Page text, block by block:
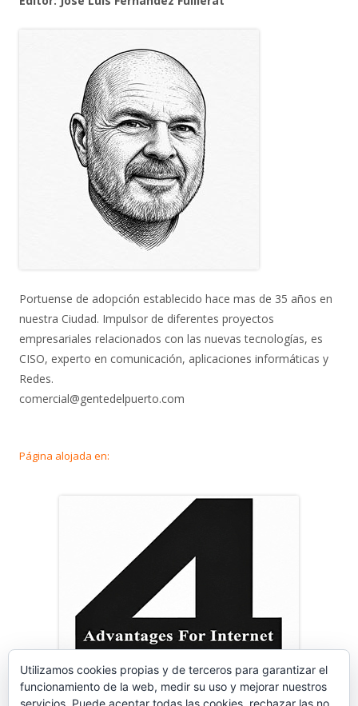
Portuense de adopción establecido hace mas de 35 años en
nuestra Ciudad. Impulsor de diferentes proyectos
empresariales relacionados con las nuevas tecnologías, es
CISO, experto en comunicación, aplicaciones informáticas y
Redes.
comercial@gentedelpuerto.com
Página alojada en:
Utilizamos cookies propias y de terceros para garantizar el
funcionamiento de la web, medir su uso y mejorar nuestros
servicios. Puede aceptar todas las cookies, rechazar las no